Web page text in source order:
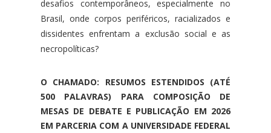
desafios contemporâneos, especialmente no
Brasil, onde corpos periféricos, racializados e
dissidentes enfrentam a exclusão social e as
necropolíticas?
O CHAMADO: RESUMOS ESTENDIDOS (ATÉ
500 PALAVRAS) PARA COMPOSIÇÃO DE
MESAS DE DEBATE E PUBLICAÇÃO EM 2026
EM PARCERIA COM A UNIVERSIDADE FEDERAL